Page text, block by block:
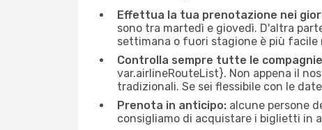
Effettua la tua prenotazione nei
sono tra martedì e giovedì. D'altra
settimana o fuori stagione è più facile
Controlla sempre tutte le
var.airlineRouteList}. Non appena il
tradizionali. Se sei flessibile con le
Prenota in anticipo: alcune persone
consigliamo di acquistare i biglietti in